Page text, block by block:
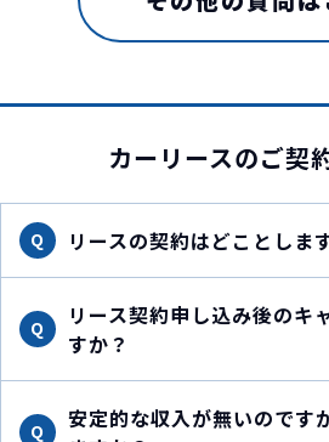
カーリースのご契
Q リースの契約はどことしま
Q
リース契約申し込み後のキ
すか？
Q
安定的な収入が無いのです